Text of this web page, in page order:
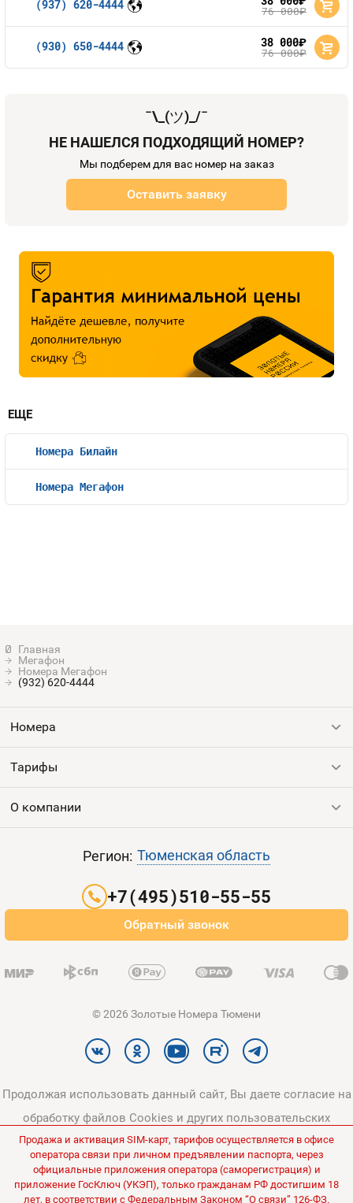
Мегафон
Номера Мегафон
(932) 620-4444
(937) 620-4444 76 000руб.
(930) 650-4444 38 000руб.
76 000руб.
¯\_(ツ)_/¯
НЕ НАШЕЛСЯ ПОДХОДЯЩИЙ НОМЕР?
Мы подберем для вас номер на заказ
Оставить заявку
ЕЩЕ
Номера Билайн
Номера Мегафон
Номера
Все номера
Тарифы
Выгодные тарифы
О компании
Оплата и доставка
Регион: Тюменская область
+7(495)510-55-55
Обратный звонок
© 2026 Золотые Номера Тюмени
Продолжая использовать данный сайт, Вы даете согласие на
обработку файлов Cookies и других пользовательских
данных, в соответствии сПолитикой конфиденциальности
Политикой в отношении обработки персональных данных
Все цены на сайте указаны без НДС.
Продажа и активация SIM-карт, тарифов осуществляется в офисе
оператора связи при личном предъявлении паспорта, через
официальные приложения оператора (саморегистрация) и
приложение ГосКлюч (УКЭП), только гражданам РФ достигшим 18
лет, в соответствии с Федеральным Законом “О связи” 126-ФЗ.